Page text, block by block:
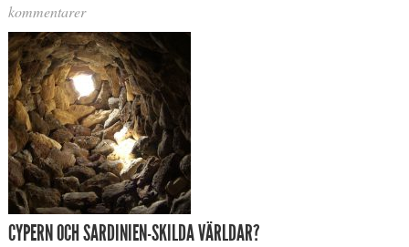
kommentarer
CYPERN OCH SARDINIEN-SKILDA VÄRLDAR?